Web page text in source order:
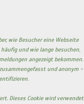
wie Besucher eine Webseite
und wie lange besuchen,
angezeigt bekommen.
und anonym -
Dieses Cookie wird verwendet